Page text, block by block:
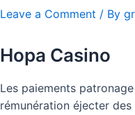
Leave a Comment / By
Hopa Casino
Les paiements
rémunération éjecter